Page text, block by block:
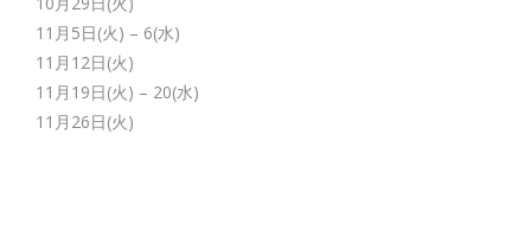
11月5日(火) – 6(水)
11月12日(火)
11月19日(火) – 20(水)
11月26日(火)